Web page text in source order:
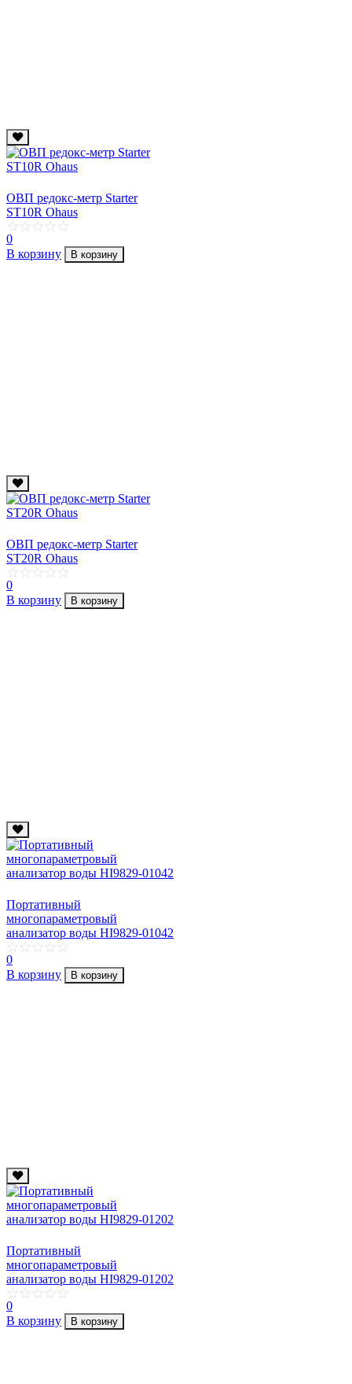
ОВП редокс-метр Starter
ST10R Ohaus
0
В корзину
В корзину
ОВП редокс-метр Starter
ST20R Ohaus
0
В корзину
В корзину
Портативный
многопараметровый
анализатор воды HI9829-01042
0
В корзину
В корзину
Портативный
многопараметровый
анализатор воды HI9829-01202
0
В корзину
В корзину